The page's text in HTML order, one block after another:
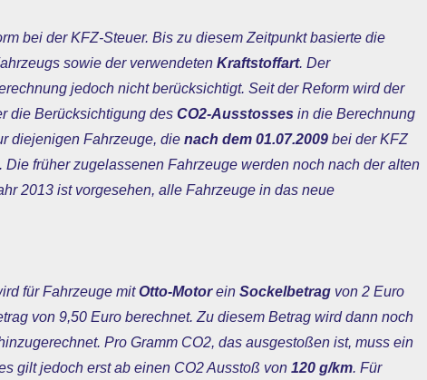
bei der KFZ-Steuer. Bis zu diesem Zeitpunkt basierte die
sowie der verwendeten Kraftstoffart. Der
jedoch nicht berücksichtigt. Seit der Reform wird der
die Berücksichtigung des CO2-Ausstosses in die Berechnung
diejenigen Fahrzeuge, die nach dem 01.07.2009 bei der KFZ
früher zugelassenen Fahrzeuge werden noch nach der alten
2013 ist vorgesehen, alle Fahrzeuge in das neue
für Fahrzeuge mitOtto-Motorein Sockelbetrag von 2 Euro
von 9,50 Euro berechnet. Zu diesem Betrag wird dann noch
Pro Gramm CO2, das ausgestoßen ist, muss ein
gilt jedoch erst ab einen CO2 Ausstoß von 120 g/km. Für